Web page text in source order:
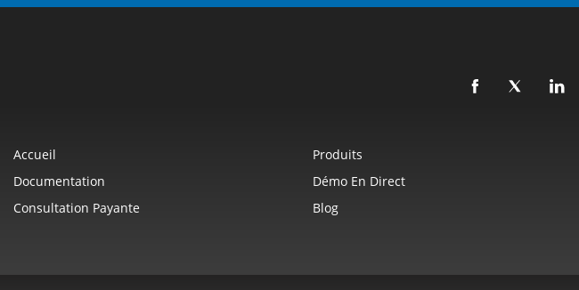
Accueil Produits
Documentation
Démo En Direct
Consultation Payante
Blog